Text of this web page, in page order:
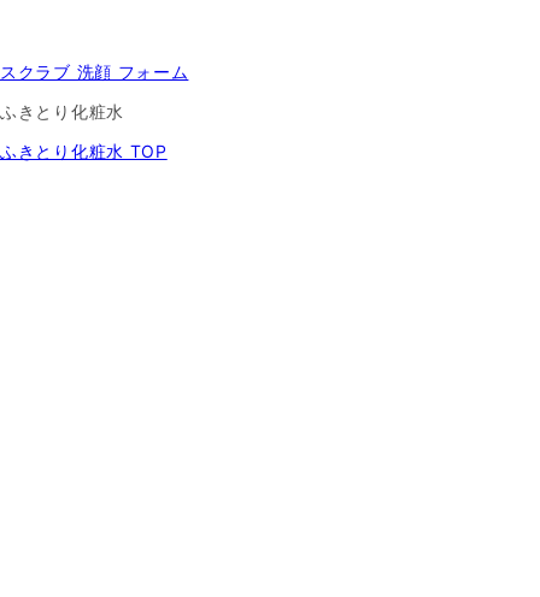
スクラブ 洗顔 フォーム
ふきとり化粧水
ふきとり化粧水 TOP